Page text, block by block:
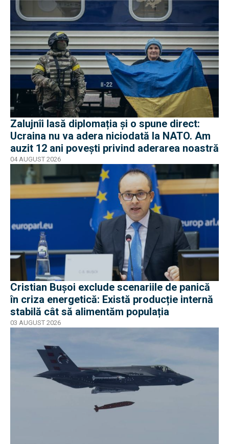
Zalujnîi lasă diplomația și o spune direct:
Ucraina nu va adera niciodată la NATO. Am
auzit 12 ani povești privind aderarea noastră
04 AUGUST 2026
Cristian Bușoi exclude scenariile de panică
în criza energetică: Există producție internă
stabilă cât să alimentăm populația
03 AUGUST 2026